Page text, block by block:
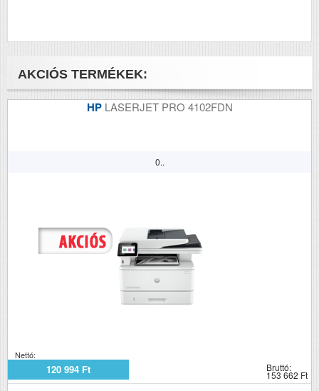
Tömeg (kg)
36.5
Méretek (ma x szé x mé mm)
AKCIÓS TERMÉKEK:
HP LASERJET PRO 4102FDN
0..
Nettó:
120 994 Ft Bruttó:
153 662 Ft